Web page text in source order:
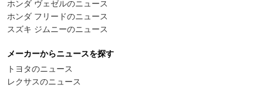
ホンダ ヴェゼルのニュース
ホンダ フリードのニュース
スズキ ジムニーのニュース
メーカーからニュースを探す
トヨタのニュース
レクサスのニュース